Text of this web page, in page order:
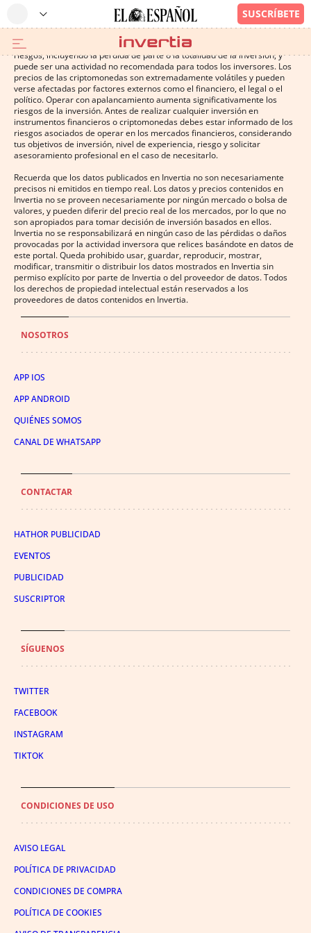
Operar con instrumentos financieros o criptomonedas conlleva altos
riesgos, incluyendo la pérdida de parte o la totalidad de la inversión, y
puede ser una actividad no recomendada para todos los inversores. Los
precios de las criptomonedas son extremadamente volátiles y pueden
verse afectadas por factores externos como el financiero, el legal o el
político. Operar con apalancamiento aumenta significativamente los
riesgos de la inversión. Antes de realizar cualquier inversión en
instrumentos financieros o criptomonedas debes estar informado de los
riesgos asociados de operar en los mercados financieros, considerando
tus objetivos de inversión, nivel de experiencia, riesgo y solicitar
asesoramiento profesional en el caso de necesitarlo.
Recuerda que los datos publicados en Invertia no son necesariamente
precisos ni emitidos en tiempo real. Los datos y precios contenidos en
Invertia no se proveen necesariamente por ningún mercado o bolsa de
valores, y pueden diferir del precio real de los mercados, por lo que no
son apropiados para tomar decisión de inversión basados en ellos.
Invertia no se responsabilizará en ningún caso de las pérdidas o daños
provocadas por la actividad inversora que relices basándote en datos de
este portal. Queda prohibido usar, guardar, reproducir, mostrar,
modificar, transmitir o distribuir los datos mostrados en Invertia sin
permiso explícito por parte de Invertia o del proveedor de datos. Todos
los derechos de propiedad intelectual están reservados a los
proveedores de datos contenidos en Invertia.
NOSOTROS
APP IOS
APP ANDROID
QUIÉNES SOMOS
CANAL DE WHATSAPP
CONTACTAR
HATHOR PUBLICIDAD
EVENTOS
PUBLICIDAD
SUSCRIPTOR
SÍGUENOS
TWITTER
FACEBOOK
INSTAGRAM
TIKTOK
CONDICIONES DE USO
AVISO LEGAL
POLÍTICA DE PRIVACIDAD
CONDICIONES DE COMPRA
POLÍTICA DE COOKIES